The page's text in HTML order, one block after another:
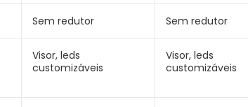
Sem redutor
Visor, leds
customizáveis
Sem redutor
Visor, leds
customizáveis